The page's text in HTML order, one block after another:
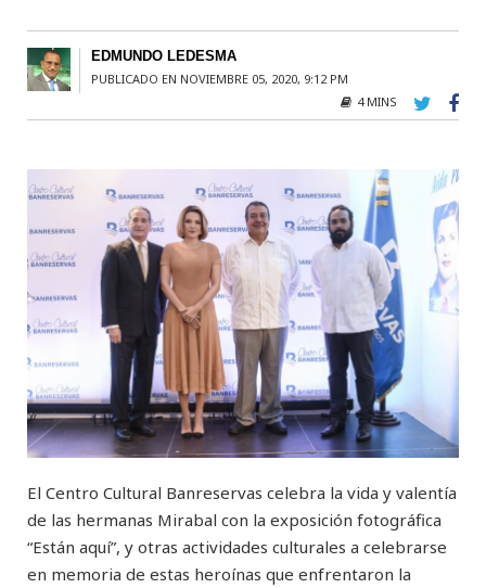
EDMUNDO LEDESMA
PUBLICADO EN NOVIEMBRE 05, 2020, 9:12 PM
4 MINS
El Centro Cultural Banreservas celebra la vida y valentía
de las hermanas Mirabal con la exposición fotográfica
“Están aquí”, y otras actividades culturales a celebrarse
en memoria de estas heroínas que enfrentaron la